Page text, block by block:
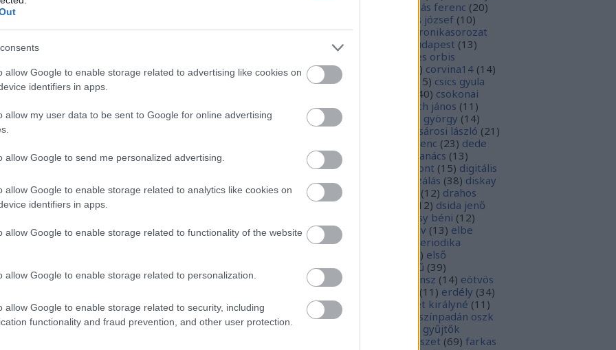
allow Google to enable storage related to advertising like cookies on
identifiers in apps.
allow my user data to be sent to Google for online advertising
allow Google to send me personalized advertising.
allow Google to enable storage related to analytics like cookies on
identifiers in apps.
allow Google to enable storage related to functionality of the website
allow Google to enable storage related to personalization.
allow Google to enable storage related to security, including
functionality and fraud prevention, and other user protection.
bordás ferenc (20)
borsos józsef (10)
bródy sándor
Budaikronikasorozat
budai krónika budapest (13)
civitates orbis
terrarum
) corvina14 (14)
csevej (24 15) csics gyula
40) csokonai
vitéz mihály
damjanich jános (11 )
dancs szabolcs
danku györgy (14)
dante alighieri
deák-sárosi lászló (21 )
deák ferenc (23) dede
franciska
diaszpóra tanács (13)
digitális bölcsészeti központ (15) digitális
képarchívum
digitalizálás (38) diskay
lenke
) (12) drahos
istván (20 12) dsida jenő
egressy béni (12)
egressy gábor
ekönyv (13) elbe
istván (70
elektronikus periodika
) első
világháború
emlékmű (39)
emlékműrombolás
ensz (14) eötvös
(11 ) erdély (34)
erkel ferenc
erzsébet királyné (11 )
európai unió
európa színpadán oszk
ex libris gyűjtők
fametszet (69) farkas